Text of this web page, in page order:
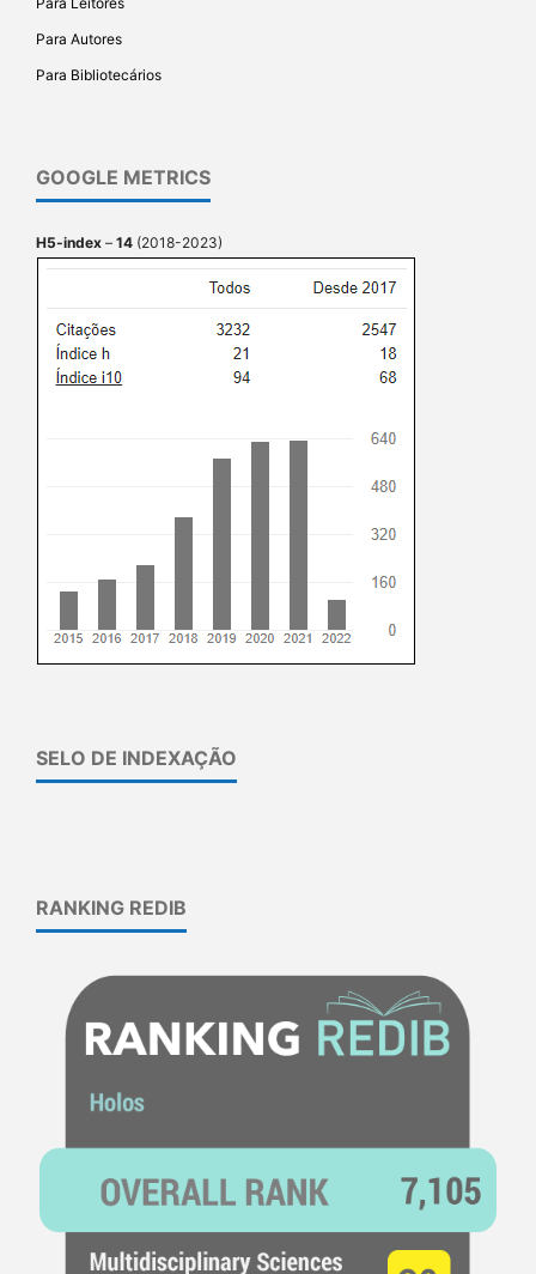
Para Autores
Para Bibliotecários
GOOGLE METRICS
H5-index – 14 (2018-2023)
SELO DE INDEXAÇÃO
RANKING REDIB